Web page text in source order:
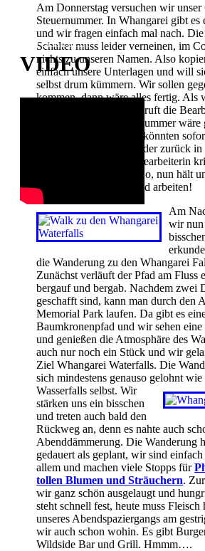
AKTUELLSTES
VIDEO
Am Donnerstag versuchen wir
Steuernummer. In Whangarei gibt
und wir fragen einfach mal nach.
Schalter muss leider verneinen, im
nichts zu unseren Namen. Also
einfach unsere Unterlagen und will
selbst drum kümmern. Wir sollen
kommen, dann wäre alles fertig. Als
Van angekommen sind, ruft die
teilt uns mit, die Steuernummer
erstellt wurden und wir könnten
diese abholen. Also wieder zurück
der freudestrahlenden Bearbeiterin
unsere Steuernummer. So, nun hält
wir dürfen in Neuseeland arbeiten!
Am
wir nun
die Wanderung zu den Whangarei
Zunächst verläuft der Pfad am Fluss
bergauf und bergab. Nachdem zwei
geschafft sind, kann man durch den
Memorial Park laufen. Da gibt es
Baumkronenpfad und wir sehen eine
und genießen die Atmosphäre des
auch nur noch ein Stück und wir
Ziel Whangarei Waterfalls. Die
sich mindestens genauso gelohnt
Wasserfalls selbst.Wir
stärken uns ein bisschen
und treten auch bald den
Rückweg an, denn es nahte auch
Abenddämmerung. Die Wanderung
gedauert als geplant, wir sind einfach
allem und machen viele Stopps für
tollen Blumen und Sträuchern.
wir ganz schön ausgelaugt und
steht schnell fest, heute muss
unseres Abendspaziergangs am
wir auch schon wohin. Es gibt
Wildside Bar und Grill. Hmmm….